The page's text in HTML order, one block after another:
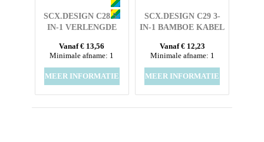
SCX.DESIGN C28 5-
IN-1 VERLENGDE
Vanaf € 13,56
Minimale afname: 1
MEER INFORMATIE
SCX.DESIGN C29 3-
IN-1 BAMBOE KABEL
Vanaf € 12,23
Minimale afname: 1
MEER INFORMATIE